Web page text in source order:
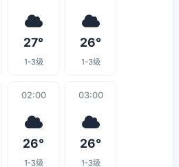
27°
1-3级
26°
1-3级
02:00
26°
1-3级
03:00
26°
1-3级